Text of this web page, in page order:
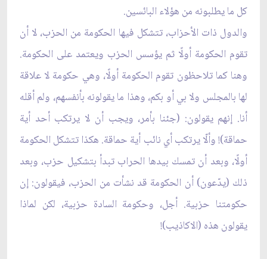
كل ما يطلبونه من هؤلاء البائسين.
والدول ذات الأحزاب، تتشكل فيها الحكومة من الحزب، لا أن
تقوم الحكومة أولًا ثم يؤسس الحزب ويعتمد على الحكومة.
وهنا كما تلاحظون تقوم الحكومة أولًا، وهي حكومة لا علاقة
لها بالمجلس ولا بي أو بكم، وهذا ما يقولونه بأنفسهم، ولم أقله
أنا. إنهم يقولون: (جئنا بأمر، ويجب أن لا يرتكب أحد أية
حماقة)! وألّا يرتكب أي نائب أية حماقة. هكذا تتشكل الحكومة
أولًا، وبعد أن تمسك بيدها الحراب تبدأ بتشكيل حزب، وبعد
ذلك (يدّعون) أن الحكومة قد نشأت من الحزب، فيقولون: إن
حكومتنا حزبية. أجل، وحكومة السادة حزبية، لكن لماذا
يقولون هذه (الاكاذيب)!